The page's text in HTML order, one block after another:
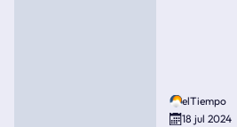
elTiempo
18 jul 2024